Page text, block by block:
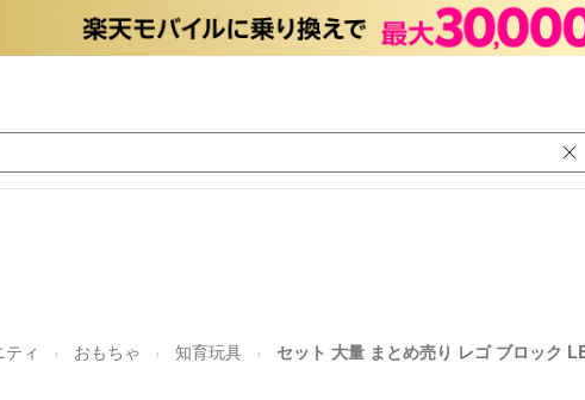
ィ おもちゃ 知育玩具 セット 大量 まとめ売り レゴ ブロック